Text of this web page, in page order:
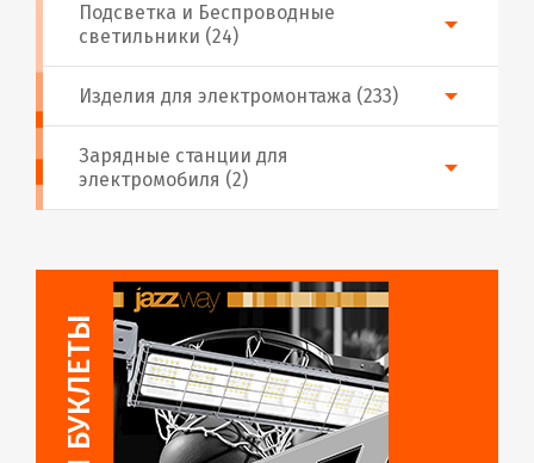
Подсветка и Беспроводные
светильники (24)
Изделия для электромонтажа (233)
Зарядные станции для
электромобиля (2)